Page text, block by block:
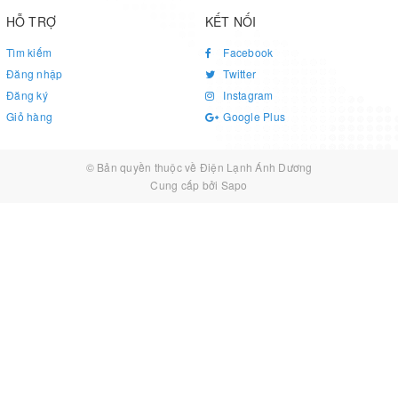
HỖ TRỢ
Tìm kiếm
Đăng nhập
Đăng ký
Giỏ hàng
KẾT NỐI
Facebook
Twitter
Instagram
Google Plus
© Bản quyền thuộc về Điện Lạnh Ánh Dương
Cung cấp bởi Sapo